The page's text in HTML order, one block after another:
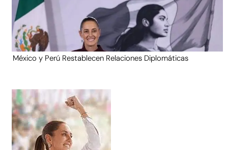
México y Perú Restablecen Relaciones Diplomáticas